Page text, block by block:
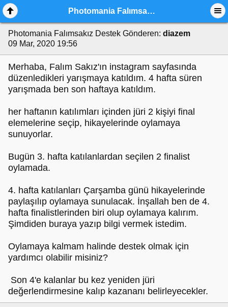
Photomania Falımsakız Destek
Photomania Falımsakız Destek Gönderen: diazem
09 Mar, 2020 19:56
Merhaba, Falım Sakız'ın instagram sayfasında
düzenledikleri yarışmaya katıldım. 4 hafta süren
yarışmada ben son haftaya katıldım.
her haftanın katılımları içinden jüri 2 kişiyi final
elemelerine seçip, hikayelerinde oylamaya
sunuyorlar.
Bugün 3. hafta katılanlardan seçilen 2 finalist
oylamada.
4. hafta katılanları Çarşamba günü hikayelerinde
paylaşılıp oylamaya sunulacak. İnşallah ben de 4.
hafta finalistlerinden biri olup oylamaya kalırım.
Şimdiden buraya yazıp bilgi vermek istedim.
Oylamaya kalmam halinde destek olmak için
yardımcı olabilir misiniz?
Son 4'e kalanlar bu kez yeniden jüri
değerlendirmesine kalıp kazananı belirleyecekler.